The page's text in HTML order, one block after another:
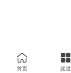
首页 频道